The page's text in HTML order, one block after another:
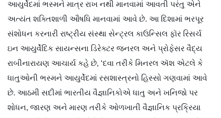
આયુર્વેદમાં ભસ્મને માત્ર રાખ નથી માનવામાં આવતી પરંતુ એને
અત્યંત શક્તિશાળી ઔષધિ માનવામાં આવે છે. આ દિશામાં ભરપૂર
સંશોધન કરનારી રાષ્ટ્રીય સંસ્થા સેન્ટ્રલ કાઉન્સિલ ફૉર રિસર્ચ
ઇન આયુર્વેદિક સાયન્સના ડિરેક્ટર જનરલ અને પ્રોફેસર વૈદ્ય
રાબીનારાયણ આચાર્ય કહે છે, ‘દવા તરીકે મિનરલ ઍશ એટલે કે
ધાતુઓની ભસ્મને આયુર્વેદમાં રસશાસ્ત્રનો હિસ્સો ગણવામાં આવે
છે. આઠમી સદીમાં ભારતીય વૈજ્ઞાનિકોએ ધાતુ અને ખનિજો પર
શોધન, જારણ અને મારણ તરીકે ઓળખાતી વૈજ્ઞાનિક પ્રક્રિયા